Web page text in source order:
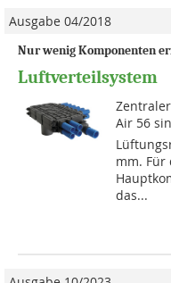
Ausgabe 04/2018
Nur wenig Komponenten
Luftverteilsystem
Air 56
mm. Für
das...